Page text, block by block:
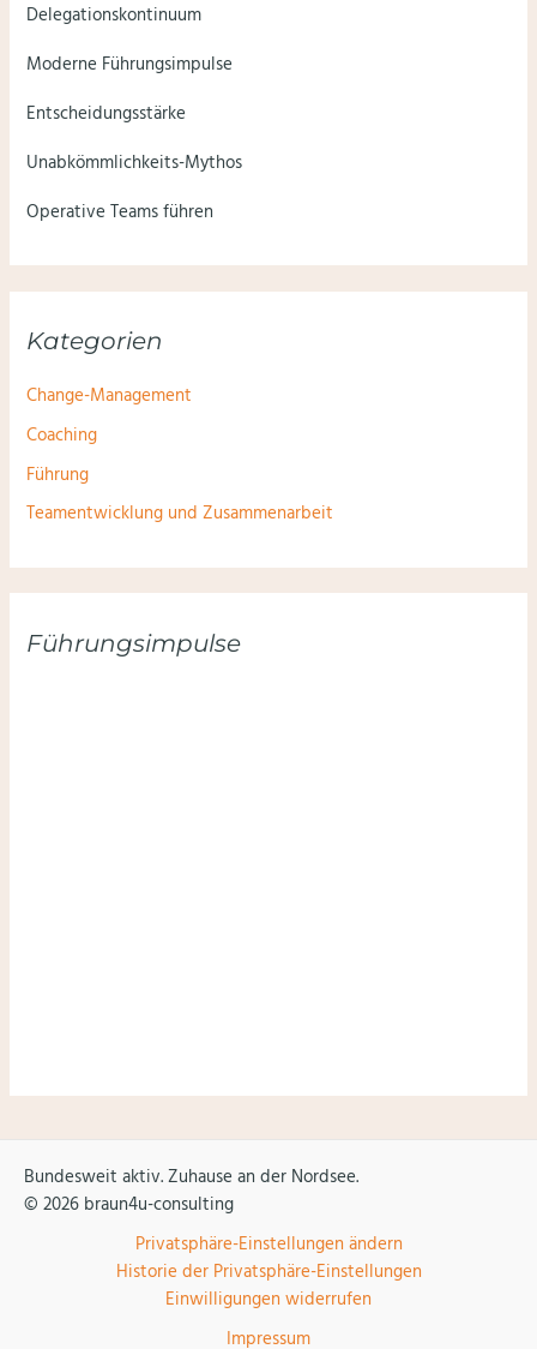
Delegationskontinuum
Moderne Führungsimpulse
Entscheidungsstärke
Unabkömmlichkeits-Mythos
Operative Teams führen
Kategorien
Change-Management
Coaching
Führung
Teamentwicklung und Zusammenarbeit
Führungsimpulse
Bundesweit aktiv. Zuhause an der Nordsee.
© 2026 braun4u-consulting
Privatsphäre-Einstellungen ändern
Historie der Privatsphäre-Einstellungen
Einwilligungen widerrufen
Impressum